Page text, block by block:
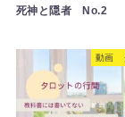
死神と隠者 No.2
動画